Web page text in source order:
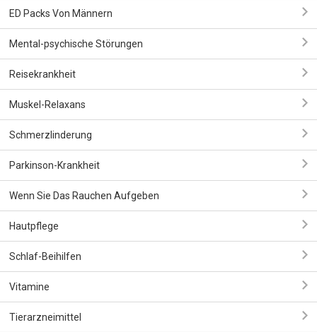
ED Packs Von Männern
Mental-psychische Störungen
Reisekrankheit
Muskel-Relaxans
Schmerzlinderung
Parkinson-Krankheit
Wenn Sie Das Rauchen Aufgeben
Hautpflege
Schlaf-Beihilfen
Vitamine
Tierarzneimittel